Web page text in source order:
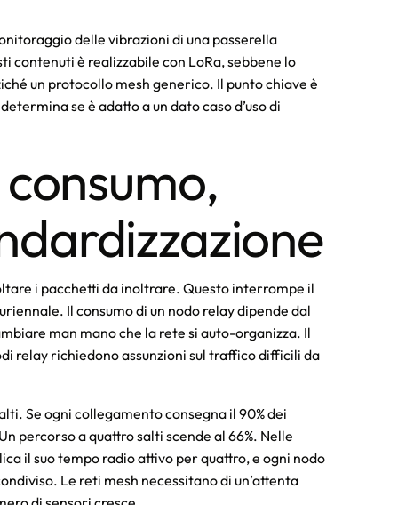
delle vibrazioni di una passerella
contenuti è realizzabile con LoRa, sebbene lo
un protocollo mesh generico. Il punto chiave è
se è adatto a un dato caso d’uso di
i pacchetti da inoltrare. Questo interrompe il
Il consumo di un nodo relay dipende dal
man mano che la rete si auto-organizza. Il
relay richiedono assunzioni sul traffico difficili da
Se ogni collegamento consegna il 90% dei
percorso a quattro salti scende al 66%. Nelle
il suo tempo radio attivo per quattro, e ogni nodo
Le reti mesh necessitano di un’attenta